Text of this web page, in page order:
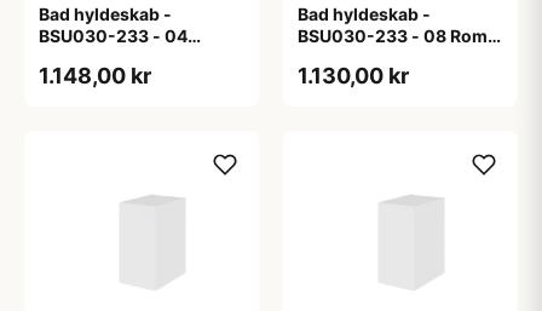
Bad hyldeskab -
BSU030-233 - 04
1.148,00 kr
Bad hyldeskab -
BSU030-233 - 08 Roma
1.130,00 kr